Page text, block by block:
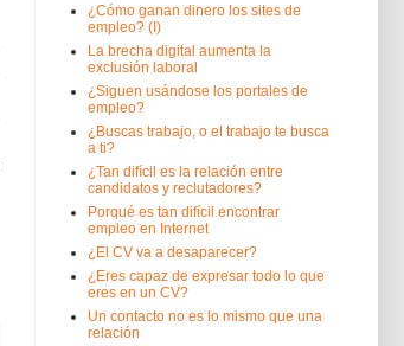
¿Cómo ganan dinero los sites de
empleo? (I)
La brecha digital aumenta la
exclusión laboral
¿Siguen usándose los portales de
empleo?
¿Buscas trabajo, o el trabajo te busca
a ti?
¿Tan difícil es la relación entre
candidatos y reclutadores?
Porqué es tan difícil encontrar
empleo en Internet
¿El CV va a desaparecer?
¿Eres capaz de expresar todo lo que
eres en un CV?
Un contacto no es lo mismo que una
relación